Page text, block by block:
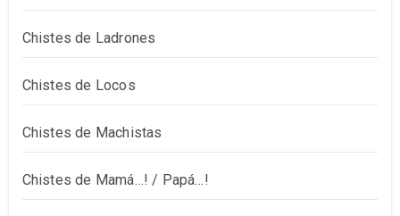
Chistes de Ladrones
Chistes de Locos
Chistes de Machistas
Chistes de Mamá…! / Papá…!